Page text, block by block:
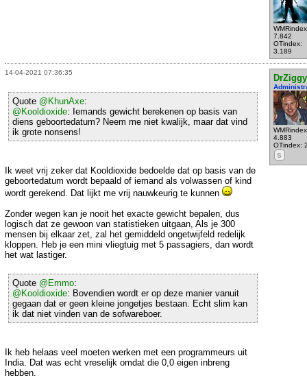
7.842
OTindex:
3.189
14-04-2021 07:36:35
DrZiggy
4.883
OTindex:
S
Quote @KhunAxe:
@Kooldioxide: Iemands gewicht berekenen op basis van
diens geboortedatum? Neem me niet kwalijk, maar dat vind
ik grote nonsens!
Ik weet vrij zeker dat Kooldioxide bedoelde dat op basis van de
geboortedatum wordt bepaald of iemand als volwassen of kind
wordt gerekend. Dat lijkt me vrij nauwkeurig te kunnen
Zonder wegen kan je nooit het exacte gewicht bepalen, dus
logisch dat ze gewoon van statistieken uitgaan, Als je 300
mensen bij elkaar zet, zal het gemiddeld ongetwijfeld redelijk
kloppen. Heb je een mini vliegtuig met 5 passagiers, dan wordt
het wat lastiger.
Quote @Emmo:
@Kooldioxide: Bovendien wordt er op deze manier vanuit
gegaan dat er geen kleine jongetjes bestaan. Echt slim kan
ik dat niet vinden van de sofwareboer.
Ik heb helaas veel moeten werken met een programmeurs uit
India. Dat was echt vreselijk omdat die 0,0 eigen inbreng
hebben.